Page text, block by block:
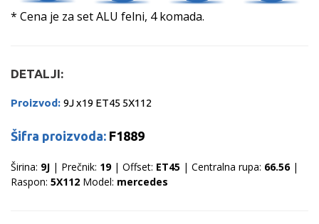
* Cena je za set ALU felni, 4 komada.
DETALJI:
Proizvod: 9J x19 ET45 5X112
Šifra proizvoda: F1889
Širina: 9J | Prečnik: 19| Offset: ET45 | Centralna rupa: 66.56|
Raspon: 5X112 Model: mercedes